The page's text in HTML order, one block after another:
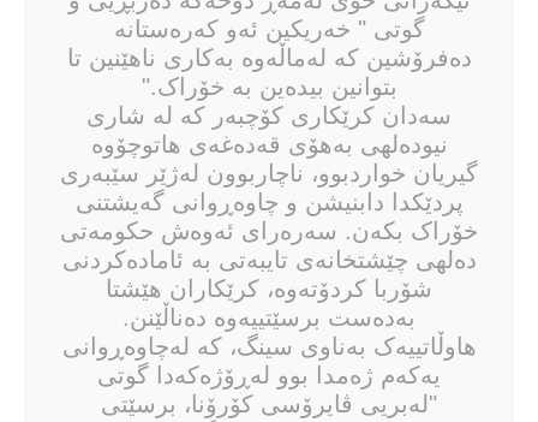
گوتی " خەریکین ئەو کەرەستانە
دەفرۆشین کە لەماڵەوە بەکاری ناهێنین تا
بتوانین بیدەین بە خۆراک."
سەدان کرێکاری کۆچبەر کە لە شاری
نیودەلهی بەهۆی قەدەغەی هاتوچۆوە
گیریان خواردبوو، ناچاربوون لەژێر سێبەری
پردێکدا دابنیشن و چاوەڕوانی گەیشتنی
خۆراک بکەن. سەرەرای ئەوەش حکومەتی
دەلهی چێشتخانەی تایبەتی بە ئامادەکردنی
شۆربا کردۆتەوە، کرێکاران هێشتا
بەدەست برسێتییەوە دەناڵێنن.
هاوڵاتییەک بەناوی سینگ، کە لەچاوەڕوانی
یەکەم ژەمدا بوو لەڕۆژەکەدا گوتی
"لەبریی ڤایرۆسی کۆرۆنا، برسێتی